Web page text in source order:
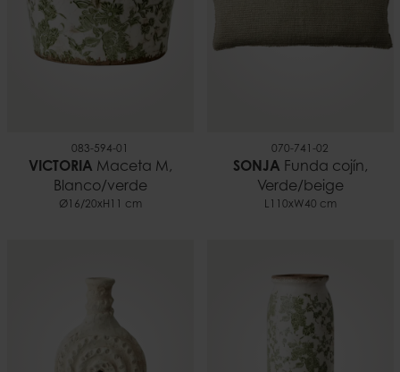
083-594-01
VICTORIA Maceta M,
Blanco/verde
Ø16/20xH11 cm
070-741-02
SONJA Funda cojín,
Verde/beige
L110xW40 cm